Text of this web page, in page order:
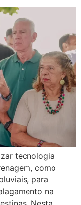
tecnologia
como
para
na